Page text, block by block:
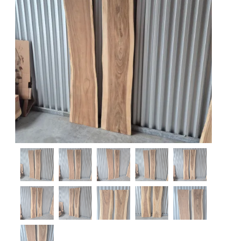
Bänke
Steinschalen
Steinlaternen
Skulpturen
Pflanzschalen
Steinschalen
Versteinertes Holz